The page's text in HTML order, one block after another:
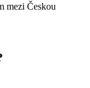
mezi Českou